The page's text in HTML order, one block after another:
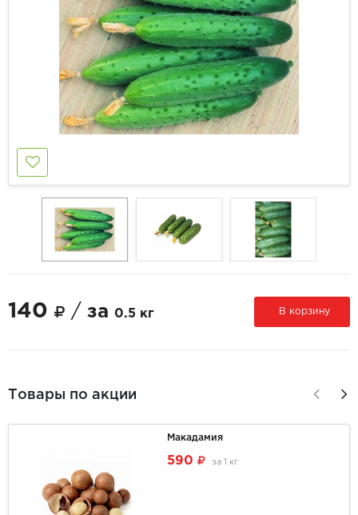
140 / за 0.5 кг В корзину
Товары по акции
Макадамия
590 за 1 кг